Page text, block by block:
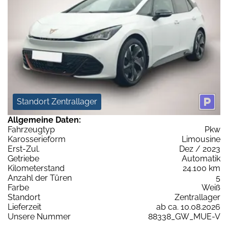
Standort Zentrallager
Allgemeine Daten:
Fahrzeugtyp
Pkw
Karosserieform
Limousine
Erst-Zul.
Dez / 2023
Getriebe
Automatik
Kilometerstand
24.100 km
Anzahl der Türen
5
Farbe
Weiß
Standort
Zentrallager
Lieferzeit
ab ca. 10.08.2026
Unsere Nummer
88338_GW_MUE-V